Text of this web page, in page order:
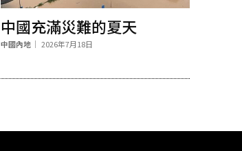
中國充滿災難的夏天
中國內地 2026年7月18日